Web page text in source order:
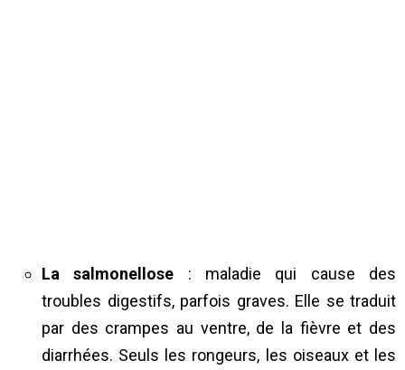
La salmonellose : maladie qui cause des
troubles digestifs, parfois graves. Elle se traduit
par des crampes au ventre, de la fièvre et des
diarrhées. Seuls les rongeurs, les oiseaux et les